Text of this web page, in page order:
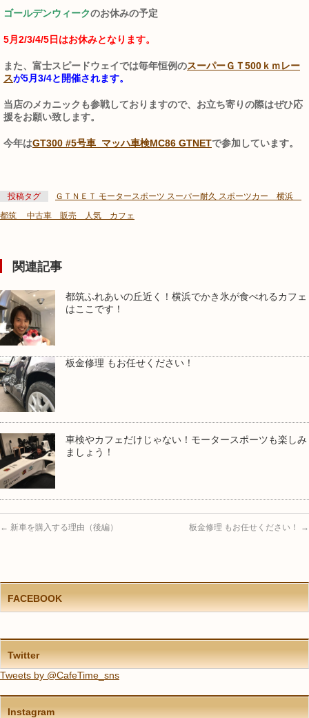
ゴールデンウィークのお休みの予定
5月2/3/4/5日はお休みとなります。
また、富士スピードウェイでは毎年恒例のスーパーＧＴ500ｋｍレー
スが5月3/4と開催されます。
当店のメカニックも参戦しておりますので、お立ち寄りの際はぜひ応
援をお願い致します。
今年はGT300 #5号車 マッハ車検MC86 GTNETで参加しています。
投稿タグ
ＧＴＮＥＴ モータースポーツ スーパー耐久 スポーツカー 横浜
都筑 中古車 販売 人気 カフェ
関連記事
都筑ふれあいの丘近く！横浜でかき氷が食べれるカフェ
はここです！
板金修理 もお任せください！
車検やカフェだけじゃない！モータースポーツも楽しみ
ましょう！
← 新車を購入する理由（後編） 板金修理 もお任せください！ →
FACEBOOK
Twitter
Tweets by @CafeTime_sns
Instagram